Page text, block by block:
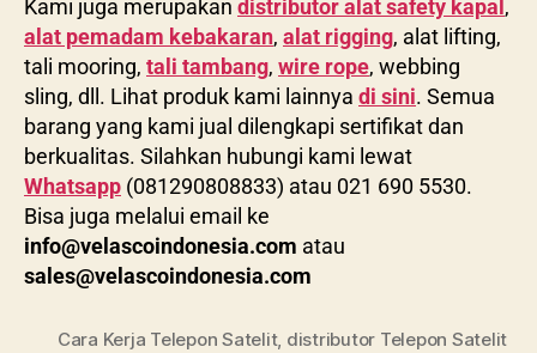
Kami juga merupakan distributor alat safety kapal ,
alat pemadam kebakaran, alat rigging, alat lifting,
tali mooring, tali tambang, wire rope, webbing
sling, dll. Lihat produk kami lainnya di sini. Semua
barang yang kami jual dilengkapi sertifikat dan
berkualitas. Silahkan hubungi kami lewat
Whatsapp (081290808833) atau 021 690 5530.
Bisa juga melalui email ke
info@velascoindonesia.com atau
sales@velascoindonesia.com
Cara Kerja Telepon Satelit, distributor Telepon Satelit